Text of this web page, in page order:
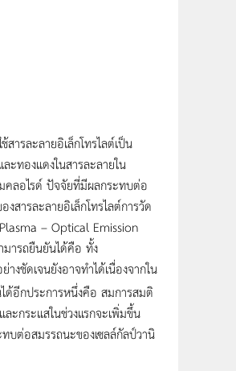
ารละลายอิเล็กโทรไลต์เป็น
ะทองแดงในสารละลายใน
มคลอไรด์ ปัจจัยที่มีผลกระทบต่อ
สารละลายอิเล็กโทรไลต์การวัด
– Optical Emission
ารถยืนยันได้คือ ทั้ง
งชัดเจนยังอาจทำได้เนื่องจากใน
ด้อีกประการหนึ่งคือ สมการสมติ
ะกระแสในช่วงแรกจะเพิ่มขึ้น
บต่อสมรรถนะของเซลล์กัลป์วานิ